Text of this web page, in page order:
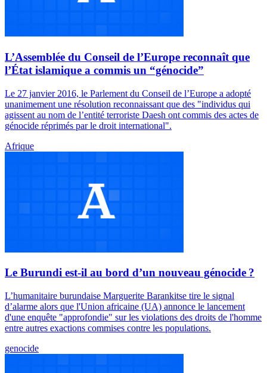
L’Assemblée du Conseil de l’Europe reconnaît que
l’État islamique a commis un “génocide”
Le 27 janvier 2016, le Parlement du Conseil de l’Europe a adopté
unanimement une résolution reconnaissant que des "individus qui
agissent au nom de l’entité terroriste Daesh ont commis des actes de
génocide réprimés par le droit international".
Afrique
Le Burundi est-il au bord d’un nouveau génocide ?
L’humanitaire burundaise Marguerite Barankitse tire le signal
d’alarme alors que l'Union africaine (UA) annonce le lancement
d'une enquête "approfondie" sur les violations des droits de l'homme
entre autres exactions commises contre les populations.
genocide